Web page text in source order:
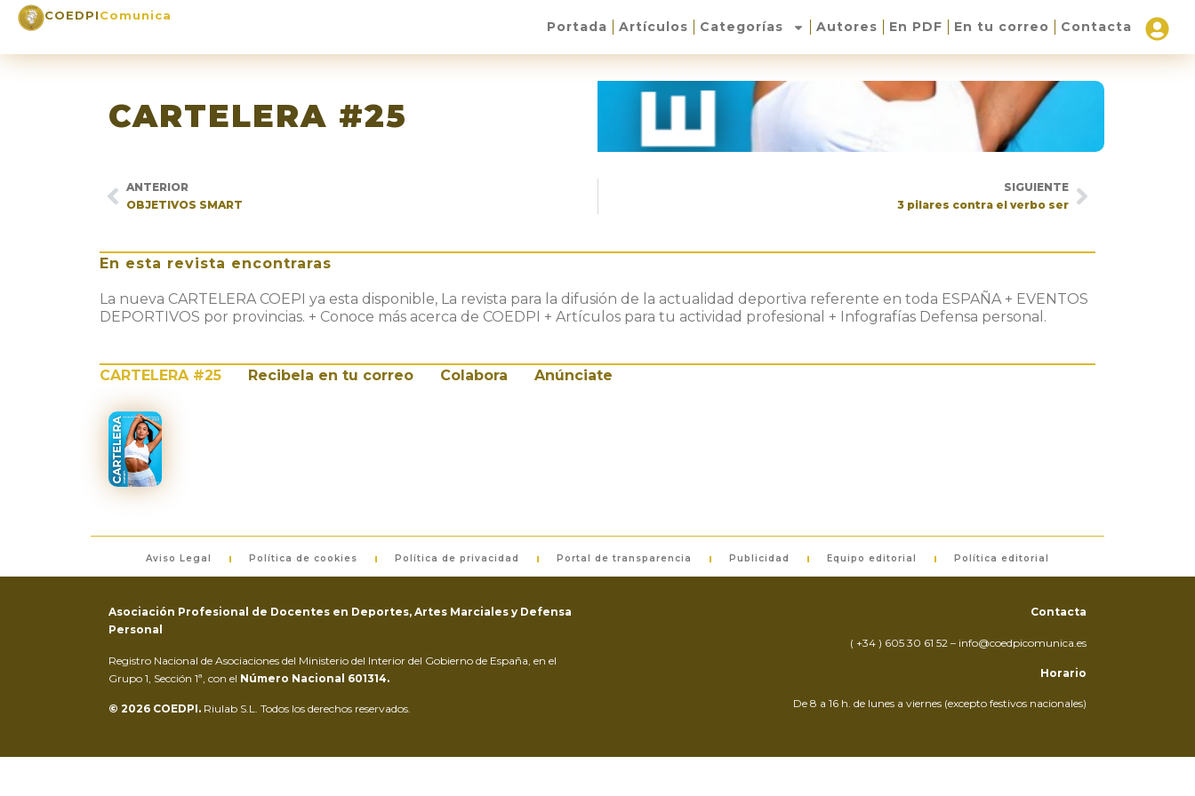
COEDPIComunica
Portada Artículos Categorías Autores En PDF En tu correo Contacta
CARTELERA #25
ANTERIOR
OBJETIVOS SMART
SIGUIENTE
3 pilares contra el verbo ser
En esta revista encontraras
La nueva CARTELERA COEPI ya esta disponible, La revista para la difusión de la actualidad deportiva referente en toda ESPAÑA + EVENTOS
DEPORTIVOS por provincias. + Conoce más acerca de COEDPI + Artículos para tu actividad profesional + Infografías Defensa personal.
CARTELERA #25 Recibela en tu correo Colabora Anúnciate
Aviso Legal Política de cookies Política de privacidad Portal de transparencia Publicidad Equipo editorial Política editorial
Asociación Profesional de Docentes en Deportes, Artes Marciales y Defensa
Personal
Registro Nacional de Asociaciones del Ministerio del Interior del Gobierno de España, en el
Grupo 1, Sección 1ª, con el Número Nacional 601314.
© 2026 COEDPI. Riulab S.L. Todos los derechos reservados.
Contacta
( +34 ) 605 30 61 52 – info@coedpicomunica.es
Horario
De 8 a 16 h. de lunes a viernes (excepto festivos nacionales)